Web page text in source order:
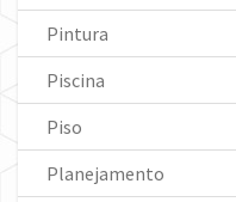
Pintura
Piscina
Piso
Planejamento